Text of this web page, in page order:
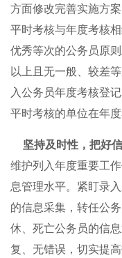
方面修改完善实施方
平时考核与年度考核
优秀等次的公务员原
以上且无一般、较差
入公务员年度考核登
平时考核的单位在年
坚持及时性，把好信
维护列入年度重要工
息管理水平。紧盯录
的信息采集，转任公
休、死亡公务员的信
复、无错误，切实提